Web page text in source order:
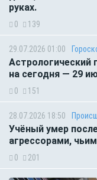
руках.
0 139
29.07.2026 01:00
Астрологический
на сегодня — 29
0 151
28.07.2026 18:50
Учёный умер
агрессорами,
0 201